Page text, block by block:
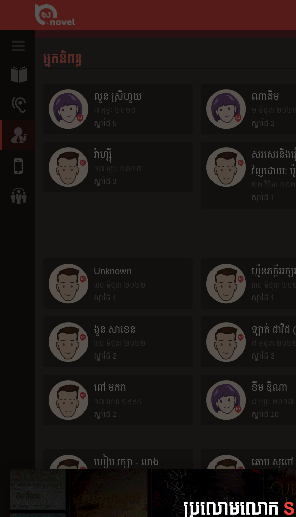
អ្នកនិពន្ធ
លួន ស្រី​ហួយ
ស្នាដៃ 5
ណាគីម
ស្នាដៃ 2
រ៉ាហ្ស៊ី
ស្នាដៃ 3
សរសេរនិង
វិញដោយ: ម៉ូ
ស្នាដៃ 1
Unknown
ស្នាដៃ 1
ហ្មឺនភក្តីអក្ស
ស្នាដៃ 1
ងួន សាខេន
ស្នាដៃ 2
ឡាត់ ដាវីដ (
ស្នាដៃ 3
ពៅ មករា
ស្នាដៃ 2
ខឹម ឌីណា
ស្នាដៃ 10
ហៀប រក្សា - លាង
សៀវលីង - លួនស្រីនាង -
៣០ មីនា ២០២២
ឆោម សុពៅ -
៣០ មីនា ២០២
ស្នាដៃ 0